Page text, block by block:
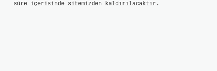
süre içerisinde sitemizden kaldırılacaktır.